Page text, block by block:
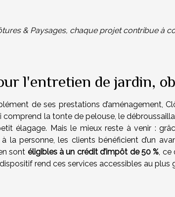
& Paysages, chaque projet contribue à
l'entretien de jardin,
de ses prestations d’aménagement,
comprend la tonte de pelouse, le
élagage. Mais le mieux reste à venir :
à la personne, les clients bénéficient d’un
sont éligibles à un crédit d’impôt de 50 %, ce
rend ces services accessibles au plus